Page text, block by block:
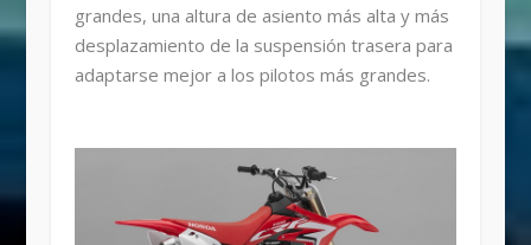
grandes, una altura de asiento más alta y más
desplazamiento de la suspensión trasera para
adaptarse mejor a los pilotos más grandes.